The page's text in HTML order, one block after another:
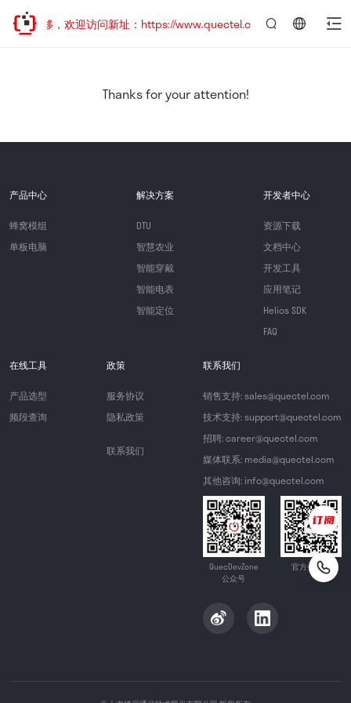
址已迁移，欢迎访问新址：https://www.quectel.com.cn
Thanks for your attention!
产品中心
蜂窝模组
单板电脑
解决方案
DTU
智慧农业
智能穿戴
智能电表
智能定位
开发者中心
资源下载
文档中心
开发工具
应用笔记
Helios SDK
FAQ
在线工具
产品选型
频段查询
政策
服务协议
隐私政策
联系我们
联系我们
销售支持: sales@quectel.com
技术支持: support@quectel.com
招聘: career@quectel.com
媒体联系: media@quectel.com
其他咨询: info@quectel.com
QuecDevZone
公众号
官方公众号